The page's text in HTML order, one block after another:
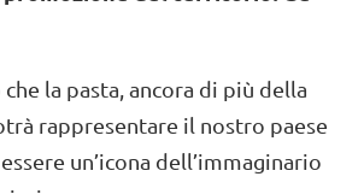
la pasta, ancora di più della
rappresentare il nostro paese
un’icona dell’immaginario